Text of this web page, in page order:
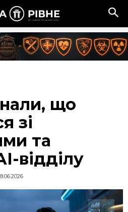
що
зі
та
відділу